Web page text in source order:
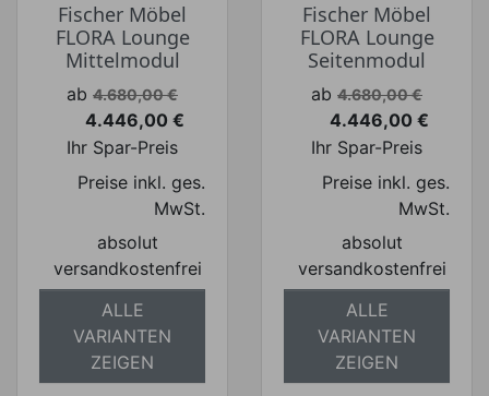
Fischer Möbel
FLORA Lounge
Mittelmodul
Verkaufspreis
ab 4.680,00 €
Preis
4.446,00 €
Ihr Spar-Preis
Preise inkl. ges.
MwSt.
absolut
versandkostenfrei
ALLE
VARIANTEN
ZEIGEN
Fischer Möbel
FLORA Lounge
Seitenmodul
Verkaufspreis
ab 4.680,00 €
Preis
4.446,00 €
Ihr Spar-Preis
Preise inkl. ges.
MwSt.
absolut
versandkostenfrei
ALLE
VARIANTEN
ZEIGEN